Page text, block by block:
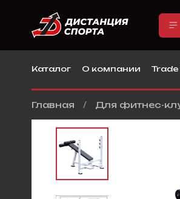
Каталог О компании Trade
Главная Для фитнес-